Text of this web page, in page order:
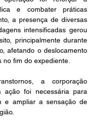
e combater práticas
a presença de diversas
intensificadas gerou
principalmente durante
afetando o deslocamento
fim do expediente.
a corporação
ação foi necessária para
e ampliar a sensação de